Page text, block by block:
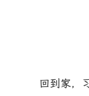
回到家，习